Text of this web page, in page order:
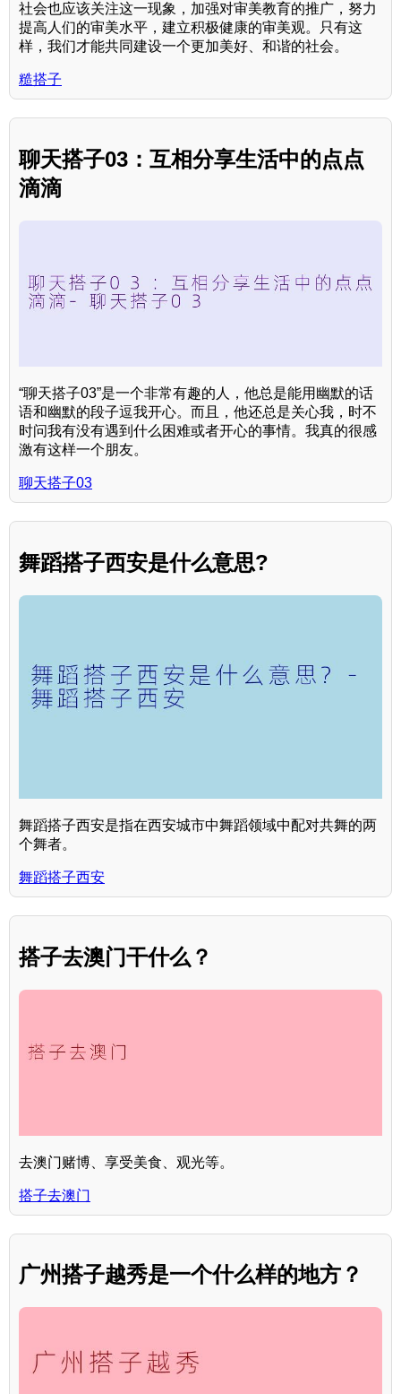
社会也应该关注这一现象，加强对审美教育的推广，努力
提高人们的审美水平，建立积极健康的审美观。只有这
样，我们才能共同建设一个更加美好、和谐的社会。
糙搭子
聊天搭子03：互相分享生活中的点点
滴滴
“聊天搭子03”是一个非常有趣的人，他总是能用幽默的话
语和幽默的段子逗我开心。而且，他还总是关心我，时不
时问我有没有遇到什么困难或者开心的事情。我真的很感
激有这样一个朋友。
聊天搭子03
舞蹈搭子西安是什么意思?
舞蹈搭子西安是指在西安城市中舞蹈领域中配对共舞的两
个舞者。
舞蹈搭子西安
搭子去澳门干什么？
去澳门赌博、享受美食、观光等。
搭子去澳门
广州搭子越秀是一个什么样的地方？